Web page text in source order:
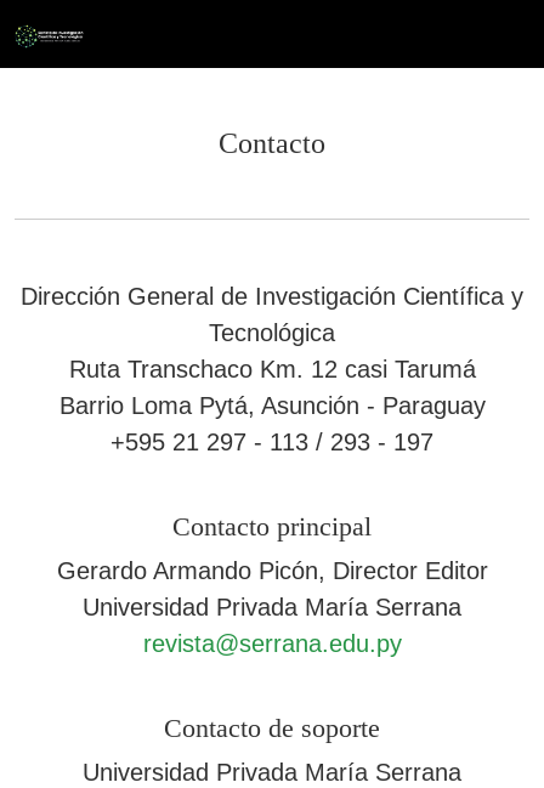
Contacto
Dirección General de Investigación Científica y
Tecnológica
Ruta Transchaco Km. 12 casi Tarumá
Barrio Loma Pytá, Asunción - Paraguay
+595 21 297 - 113 / 293 - 197
Contacto principal
Gerardo Armando Picón, Director Editor
Universidad Privada María Serrana
revista@serrana.edu.py
Contacto de soporte
Universidad Privada María Serrana